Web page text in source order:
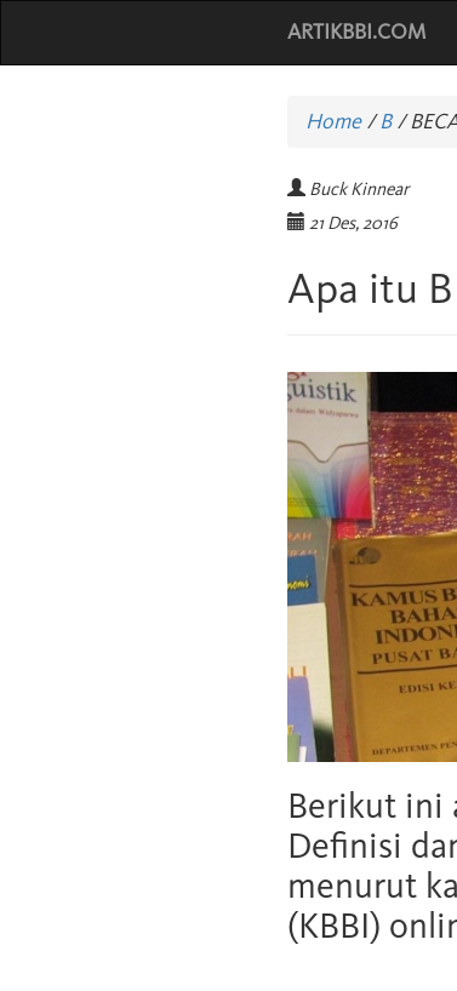
ARTIKBBI.COM
Home/B /
Buck Kinnear
21 Des, 2016
Apa itu
Berikut ini
Definisi
menurut
(KBBI)